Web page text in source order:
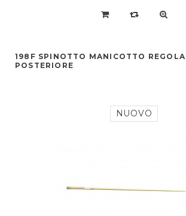
198F SPINOTTO MANICOTTO
POSTERIORE
NUOVO